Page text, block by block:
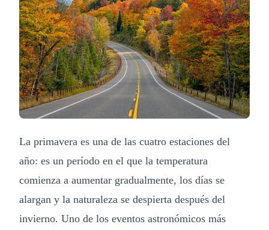
La primavera es una de las cuatro estaciones del
año: es un período en el que la temperatura
comienza a aumentar gradualmente, los días se
alargan y la naturaleza se despierta después del
invierno. Uno de los eventos astronómicos más